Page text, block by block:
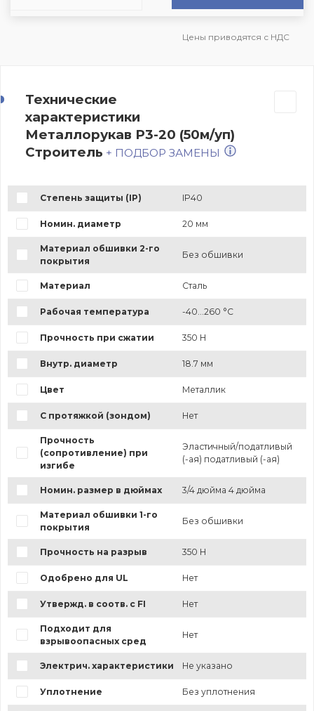
Цены приводятся с НДС
Технические
характеристики
Металлорукав Р3-20 (50м/уп)
Строитель + ПОДБОР ЗАМЕНЫ
Степень защиты (IP) IP40
Номин. диаметр 20 мм
Материал обшивки 2-го
покрытия
Без обшивки
Материал Сталь
Рабочая температура -40...260 °C
Прочность при сжатии 350 Н
Внутр. диаметр 18.7 мм
Цвет Металлик
С протяжкой (зондом) Нет
Прочность
(сопротивление) при
изгибе
Эластичный/податливый
(-ая) податливый (-ая)
Номин. размер в дюймах 3/4 дюйма 4 дюйма
Материал обшивки 1-го
покрытия
Без обшивки
Прочность на разрыв 350 Н
Одобрено для UL Нет
Утвержд. в соотв. с FI Нет
Подходит для
взрывоопасных сред
Нет
Электрич. характеристики Не указано
Уплотнение Без уплотнения